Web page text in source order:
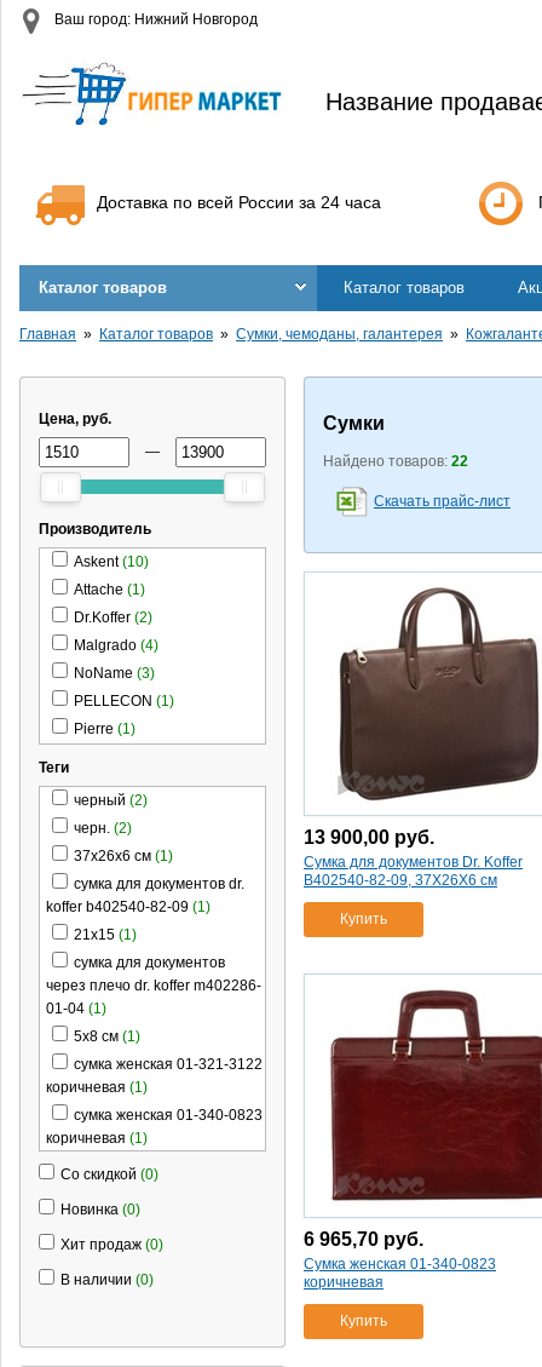
Ваш город: Нижний Новгород
Название
Доставка по всей России за 24 часа
Каталог товаров Каталог товаров
Главная Каталог товаров Сумки, чемоданы, галантерея
Цена, руб.
—
Производитель
Askent (10)
Attache (1)
Dr.Koffer (2)
Malgrado (4)
NoName (3)
PELLECON (1)
Pierre (1)
Теги
черный (2)
черн. (2)
37х26х6 см (1)
сумка для документов dr.
koffer b402540-82-09 (1)
21x15 (1)
сумка для документов
через плечо dr. koffer m402286-
01-04 (1)
5x8 см (1)
сумка женская 01-321-3122
коричневая (1)
сумка женская 01-340-0823
коричневая (1)
сумка женская 01-512-0823
сумка женская askent croco
nile деловая (2)
nile (1)
Со скидкой (0)
Новинка (0)
Хит продаж (0)
В наличии (0)
Сумки
Найдено товаров: 22
Скачать прайс-лист
13 900,00 руб.
Сумка для документов Dr. Koffer
B402540-82-09, 37Х26Х6 см
Купить
6 965,70 руб.
Сумка женская 01-340-0823
коричневая
Купить